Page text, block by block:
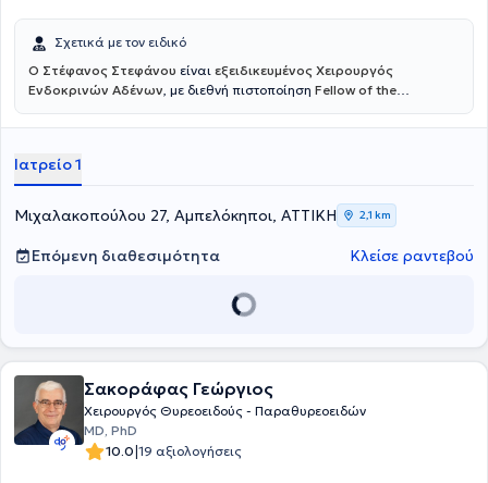
Σχετικά με τον ειδικό
Ο Στέφανος Στεφάνου είναι εξειδικευμένος Χειρουργός
Ενδοκρινών Αδένων, με διεθνή πιστοποίηση Fellow of the
αναγνωρίζεται σε ευρωπαϊκό επίπεδο και απονέμεται σε
των ενδοκρινών αδένων. Διατηρεί ιδιωτικό ιατρείο στους
Αμπελόκηπους, προσφέροντας εξατομικευμένη και υψηλού επιπέδου
φροντίδα σε ασθενείς με παθήσεις του θυρεοειδούς, των
παραθυρεοειδών και των επινεφριδίων. Αποφοίτησε από την
Ιατρική Σχολή του Πανεπιστημίου Ιωαννίνων και ολοκλήρωσε την
ειδικότητα της Γενικής Χειρουργικής στο Γενικό Νοσοκομείο
στη Χειρουργική Ενδοκρινών Αδένων από το Αριστοτέλειο
Ιατρείο 1
Μιχαλακοπούλου 27, Αμπελόκηποι, ΑΤΤΙΚΗ 2,1 km
Επόμενη διαθεσιμότητα Κλείσε ραντεβού
Σακοράφας Γεώργιος
Xειρουργός Θυρεοειδούς - Παραθυρεοειδών
MD, PhD
10.0|19 αξιολογήσεις